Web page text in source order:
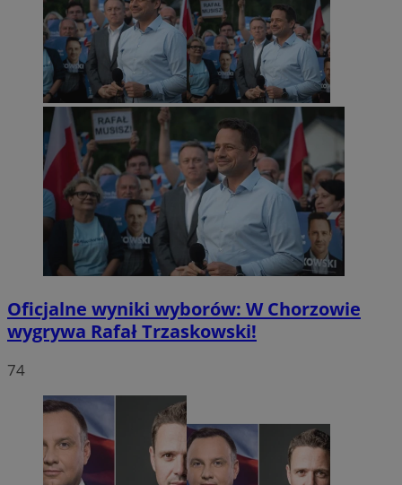
Oficjalne wyniki wyborów: W Chorzowie
wygrywa Rafał Trzaskowski!
74